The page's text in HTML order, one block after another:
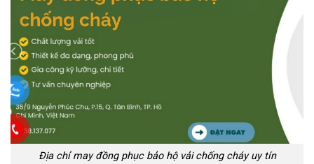
Địa chỉ may đồng phục bảo hộ vải chống cháy uy tín